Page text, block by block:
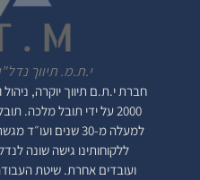
י.ת.מ. תיווך
חברת י.ת.ם תיווך יוקרה,
2000 על ידי תובל מלכה.
למעלה מ-30 שנים
ללקוחותינו גישה שונה
ועובדים אחרת. שיטת